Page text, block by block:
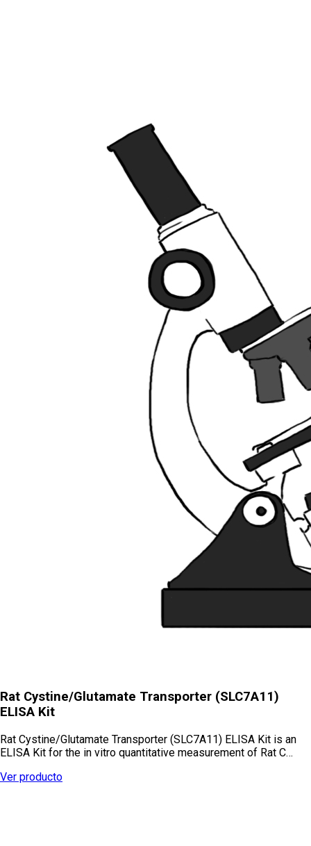
Rat Cystine/Glutamate Transporter (SLC7A11)
ELISA Kit
Rat Cystine/Glutamate Transporter (SLC7A11) ELISA Kit is an
ELISA Kit for the in vitro quantitative measurement of Rat C…
Ver producto